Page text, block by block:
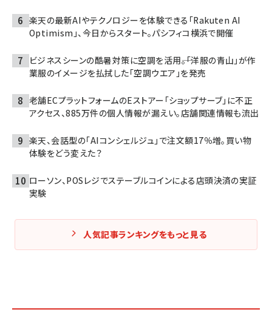
楽天の最新AIやテクノロジーを体験できる「Rakuten AI
Optimism」、今日からスタート。パシフィコ横浜で開催
ビジネスシーンの酷暑対策に空調を活用――。「洋服の青山」が作
業服のイメージを払拭した「空調ウエア」を発売
老舗ECプラットフォームのEストアー「ショップサーブ」に不正
アクセス、885万件の個人情報が漏えい。店舗関連情報も流出
楽天、会話型の「AIコンシェルジュ」で注文額17％増。買い物
体験をどう変えた？
ローソン、POSレジでステーブルコインによる店頭決済の実証
実験
人気記事ランキングをもっと見る